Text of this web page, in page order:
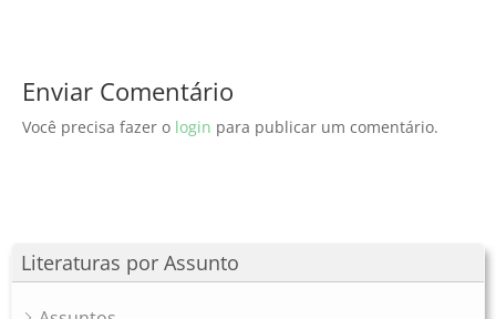
Literaturas por Assunto
Enviar Comentário
Você precisa fazer o login para publicar um comentário.